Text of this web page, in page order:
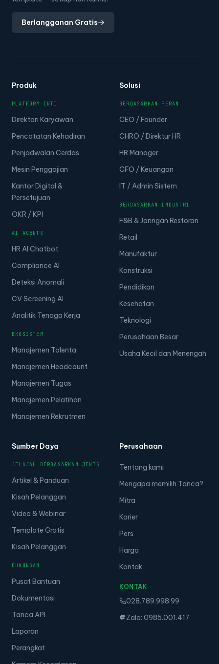
Berlangganan Gratis
Produk
PLATFORM INTI
Direktori Karyawan
Pencatatan Kehadiran
Penjadwalan Cerdas
Mesin Penggajian
Kantor Digital &
Persetujuan
OKR / KPI
AI AGENTS
HR AI Chatbot
Compliance AI
Deteksi Anomali
CV Screening AI
Analitik Tenaga Kerja
EKOSISTEM
Manajemen Talenta
Manajemen Headcount
Manajemen Tugas
Manajemen Pelatihan
Manajemen Rekrutmen
Solusi
BERDASARKAN PERAN
CEO / Founder
CHRO / Direktur HR
HR Manager
CFO / Keuangan
IT / Admin Sistem
BERDASARKAN INDUSTRI
F&B & Jaringan Restoran
Retail
Manufaktur
Konstruksi
Pendidikan
Kesehatan
Teknologi
Perusahaan Besar
Usaha Kecil dan Menengah
Sumber Daya
JELAJAH BERDASARKAN JENIS
Artikel & Panduan
Kisah Pelanggan
Video & Webinar
Template Gratis
Kisah Pelanggan
DUKUNGAN
Pusat Bantuan
Dokumentasi
Tanca API
Laporan
Perangkat
Perusahaan
Tentang kami
Mengapa memilih Tanca?
Mitra
Karier
Pers
Harga
Kontak
KONTAK
028.789.998.99
Zalo: 0985.001.417